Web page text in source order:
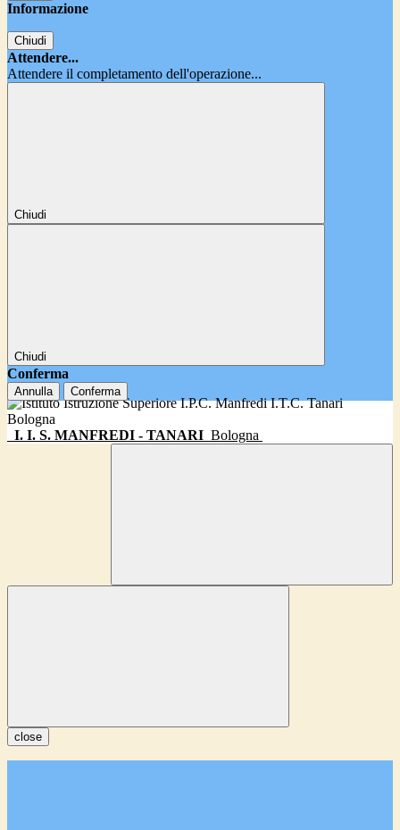
Informazione
Chiudi
Attendere...
Attendere il completamento dell'operazione...
Chiudi
Chiudi
Conferma
Annulla Conferma
I. I. S. MANFREDI - TANARI Bologna
close